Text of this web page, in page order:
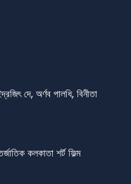
দে, অর্ণব পালধি, বিনীতা
কলকাতা শর্ট ফিল্ম